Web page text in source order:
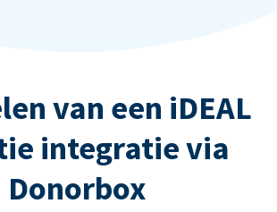
van een iDEAL
integratie via
Donorbox